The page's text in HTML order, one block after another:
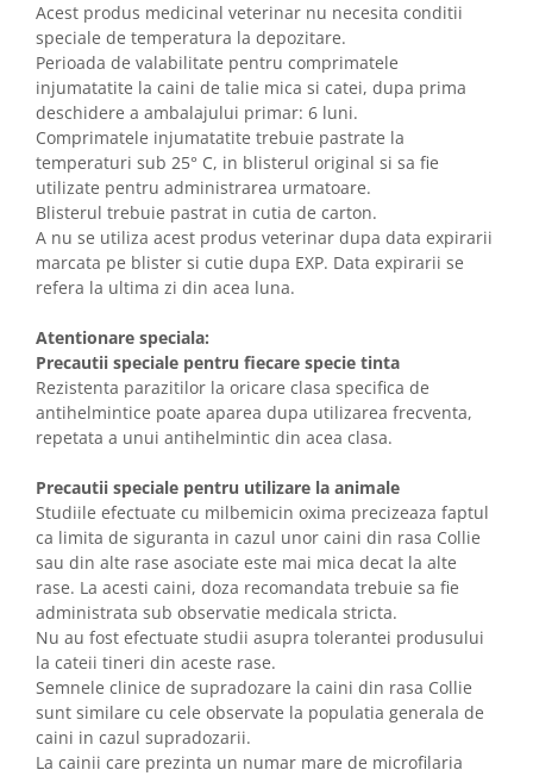
Acest produs medicinal veterinar nu necesita conditii
speciale de temperatura la depozitare.
Perioada de valabilitate pentru comprimatele
injumatatite la caini de talie mica si catei, dupa prima
deschidere a ambalajului primar: 6 luni.
Comprimatele injumatatite trebuie pastrate la
temperaturi sub 25° C, in blisterul original si sa fie
utilizate pentru administrarea urmatoare.
Blisterul trebuie pastrat in cutia de carton.
A nu se utiliza acest produs veterinar dupa data expirarii
marcata pe blister si cutie dupa EXP. Data expirarii se
refera la ultima zi din acea luna.
Atentionare speciala:
Precautii speciale pentru fiecare specie tinta
Rezistenta parazitilor la oricare clasa specifica de
antihelmintice poate aparea dupa utilizarea frecventa,
repetata a unui antihelmintic din acea clasa.
Precautii speciale pentru utilizare la animale
Studiile efectuate cu milbemicin oxima precizeaza faptul
ca limita de siguranta in cazul unor caini din rasa Collie
sau din alte rase asociate este mai mica decat la alte
rase. La acesti caini, doza recomandata trebuie sa fie
administrata sub observatie medicala stricta.
Nu au fost efectuate studii asupra tolerantei produsului
la cateii tineri din aceste rase.
Semnele clinice de supradozare la caini din rasa Collie
sunt similare cu cele observate la populatia generala de
caini in cazul supradozarii.
La cainii care prezinta un numar mare de microfilaria